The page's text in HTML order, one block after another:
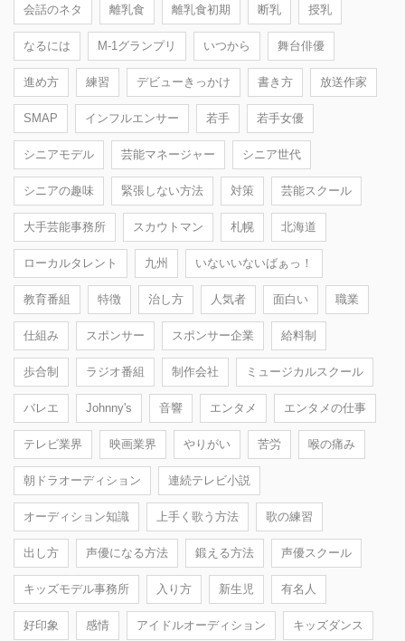
会話のネタ 離乳食 離乳食初期 断乳 授乳
なるには M-1グランプリ いつから 舞台俳優
進め方 練習 デビューきっかけ 書き方 放送作家
SMAP インフルエンサー 若手 若手女優
シニアモデル 芸能マネージャー シニア世代
シニアの趣味 緊張しない方法 対策 芸能スクール
大手芸能事務所 スカウトマン 札幌 北海道
ローカルタレント 九州 いないいないばぁっ！
教育番組 特徴 治し方 人気者 面白い 職業
仕組み スポンサー スポンサー企業 給料制
歩合制 ラジオ番組 制作会社 ミュージカルスクール
バレエ Johnny's 音響 エンタメ エンタメの仕事
テレビ業界 映画業界 やりがい 苦労 喉の痛み
朝ドラオーディション 連続テレビ小説
オーディション知識 上手く歌う方法 歌の練習
出し方 声優になる方法 鍛える方法 声優スクール
キッズモデル事務所 入り方 新生児 有名人
好印象 感情 アイドルオーディション キッズダンス